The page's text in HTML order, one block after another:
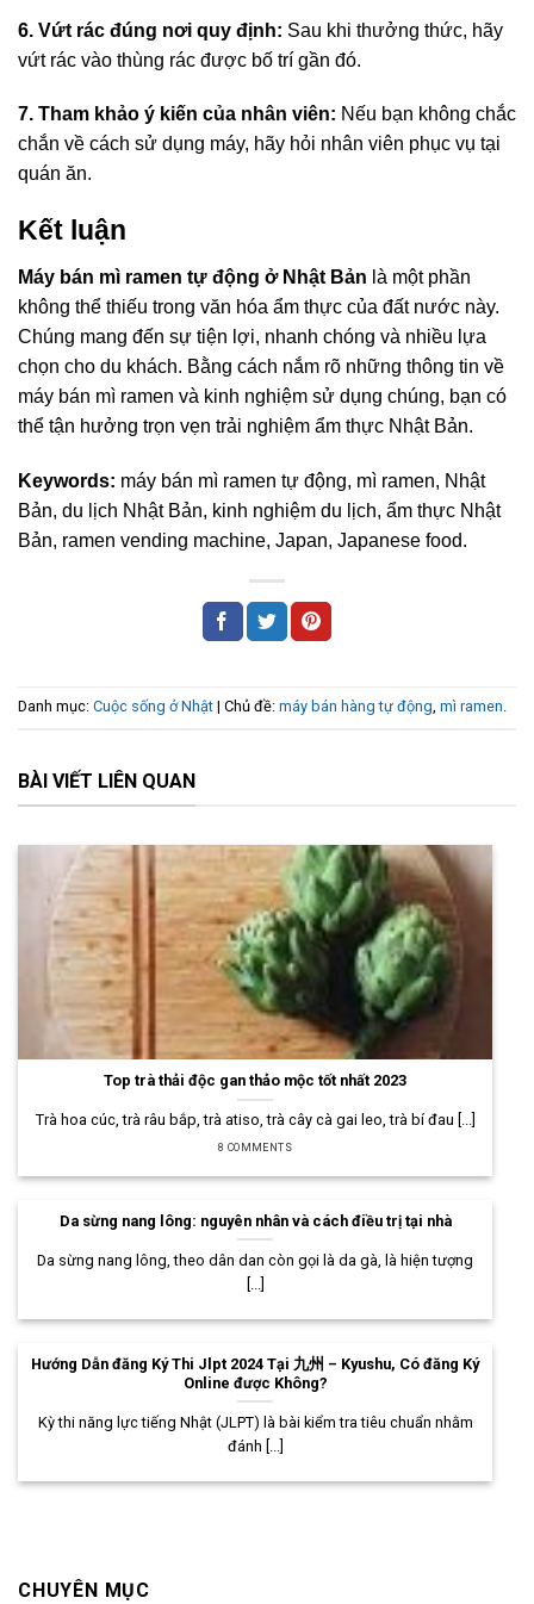
6. Vứt rác đúng nơi quy định: Sau khi thưởng thức, hãy
vứt rác vào thùng rác được bố trí gần đó.
7. Tham khảo ý kiến của nhân viên: Nếu bạn không chắc
chắn về cách sử dụng máy, hãy hỏi nhân viên phục vụ tại
quán ăn.
Kết luận
Máy bán mì ramen tự động ở Nhật Bản là một phần
không thể thiếu trong văn hóa ẩm thực của đất nước này.
Chúng mang đến sự tiện lợi, nhanh chóng và nhiều lựa
chọn cho du khách. Bằng cách nắm rõ những thông tin về
máy bán mì ramen và kinh nghiệm sử dụng chúng, bạn có
thể tận hưởng trọn vẹn trải nghiệm ẩm thực Nhật Bản.
Keywords: máy bán mì ramen tự động, mì ramen, Nhật
Bản, du lịch Nhật Bản, kinh nghiệm du lịch, ẩm thực Nhật
Bản, ramen vending machine, Japan, Japanese food.
Danh mục: Cuộc sống ở Nhật | Chủ đề: máy bán hàng tự động mì ramen
BÀI VIẾT LIÊN QUAN
Top trà thải độc gan thảo mộc tốt nhất 2023
Trà hoa cúc, trà râu bắp, trà atiso, trà cây cà gai leo, trà bí đau [...]
8 COMMENTS
Da sừng nang lông: nguyên nhân và cách điều trị tại nhà
Da sừng nang lông, theo dân dan còn gọi là da gà, là hiện tượng
Hướng Dẫn đăng Ký Thi Jlpt 2024 Tại 九州 – Kyushu, Có đăng Ký
Online được Không?
Kỳ thi năng lực tiếng Nhật (JLPT) là bài kiểm tra tiêu chuẩn nhằm
đánh [...]
CHUYÊN MỤC